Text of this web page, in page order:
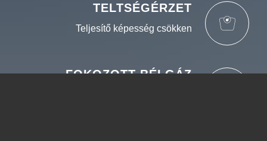
TELTSÉGÉRZET
Teljesítő képesség csökken
FOKOZOTT BÉLGÁZ